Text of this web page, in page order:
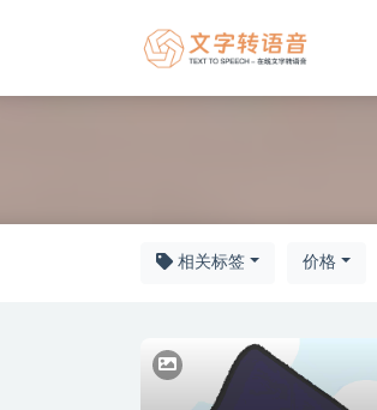
相关标签 价格